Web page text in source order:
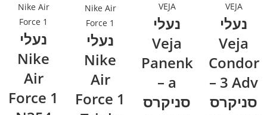
VEJA
נעלי
Veja
Condor
3 Adv –
סניקרס
VEJA
נעלי
Veja
Panenk
a –
סניקרס
Nike Air
Force 1
נעלי
Nike
Air
Force 1
Nike Air
Force 1
נעלי
Nike
Air
Force 1